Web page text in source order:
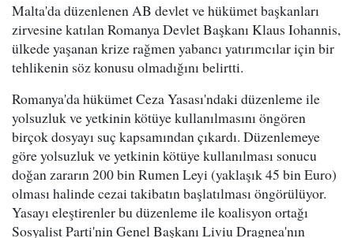
Malta'da düzenlenen AB devlet ve hükümet başkanları
zirvesine katılan Romanya Devlet Başkanı Klaus Iohannis,
ülkede yaşanan krize rağmen yabancı yatırımcılar için bir
tehlikenin söz konusu olmadığını belirtti.
Romanya'da hükümet Ceza Yasası'ndaki düzenleme ile
yolsuzluk ve yetkinin kötüye kullanılmasını öngören
birçok dosyayı suç kapsamından çıkardı. Düzenlemeye
göre yolsuzluk ve yetkinin kötüye kullanılması sonucu
doğan zararın 200 bin Rumen Leyi (yaklaşık 45 bin Euro)
olması halinde cezai takibatın başlatılması öngörülüyor.
Yasayı eleştirenler bu düzenleme ile koalisyon ortağı
Sosyalist Parti'nin Genel Başkanı Liviu Dragnea'nın